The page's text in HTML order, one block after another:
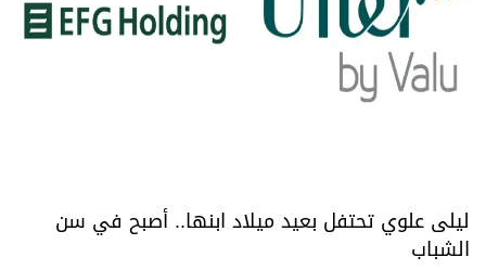
ليلى علوي تحتفل بعيد ميلاد ابنها.. أصبح في سن
الشباب